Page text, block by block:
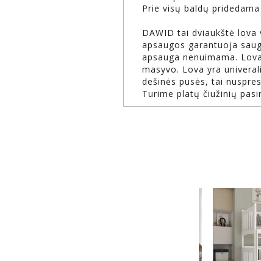
Prie visų baldų
DAWID tai dviaukštė
apsaugos garantuoja
apsauga nenuimama.
masyvo. Lova yra
dešinės pusės, tai
Turime platų čiužinių